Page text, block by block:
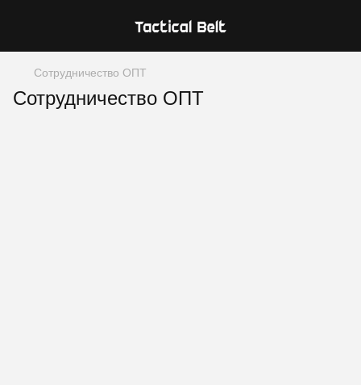
Сотрудничество ОПТ
Сотрудничество ОПТ